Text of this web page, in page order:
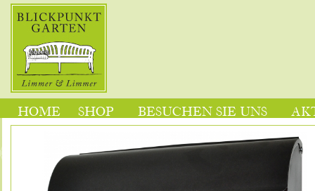
HOME SHOP BESUCHEN SIE UNS